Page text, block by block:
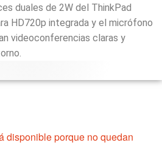
duales de 2W del ThinkPad
HD720p integrada y el micrófono
videoconferencias claras y
disponible porque no quedan